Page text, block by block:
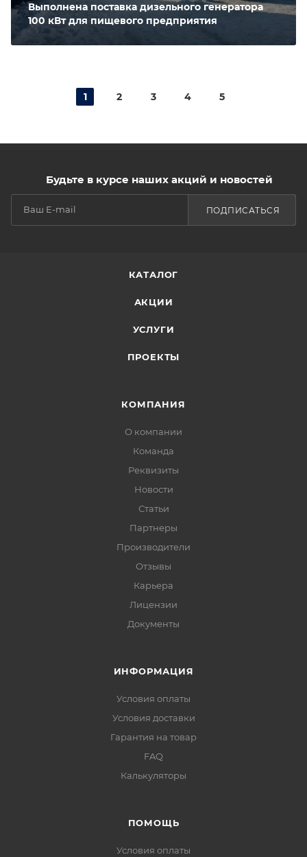
Выполнена поставка дизельного генератора
100 кВт для пищевого предприятия
1 2 3 4 5
Будьте в курсе наших акций и новостей
ПОДПИСАТЬСЯ
КАТАЛОГ
АКЦИИ
УСЛУГИ
ПРОЕКТЫ
КОМПАНИЯ
О компании
Команда
Реквизиты
Новости
Статьи
Партнеры
Производители
Отзывы
Карьера
Лицензии
Документы
ИНФОРМАЦИЯ
Условия оплаты
Условия доставки
Гарантия на товар
FAQ
Калькуляторы
ПОМОЩЬ
Условия оплаты